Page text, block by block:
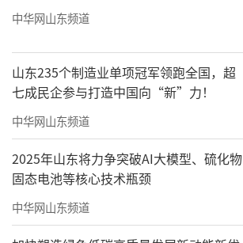
中华网山东频道
山东235个制造业单项冠军领跑全国，超
七成民企参与打造中国向“新”力！
中华网山东频道
2025年山东将力争突破AI大模型、硫化物
固态电池等核心技术瓶颈
中华网山东频道